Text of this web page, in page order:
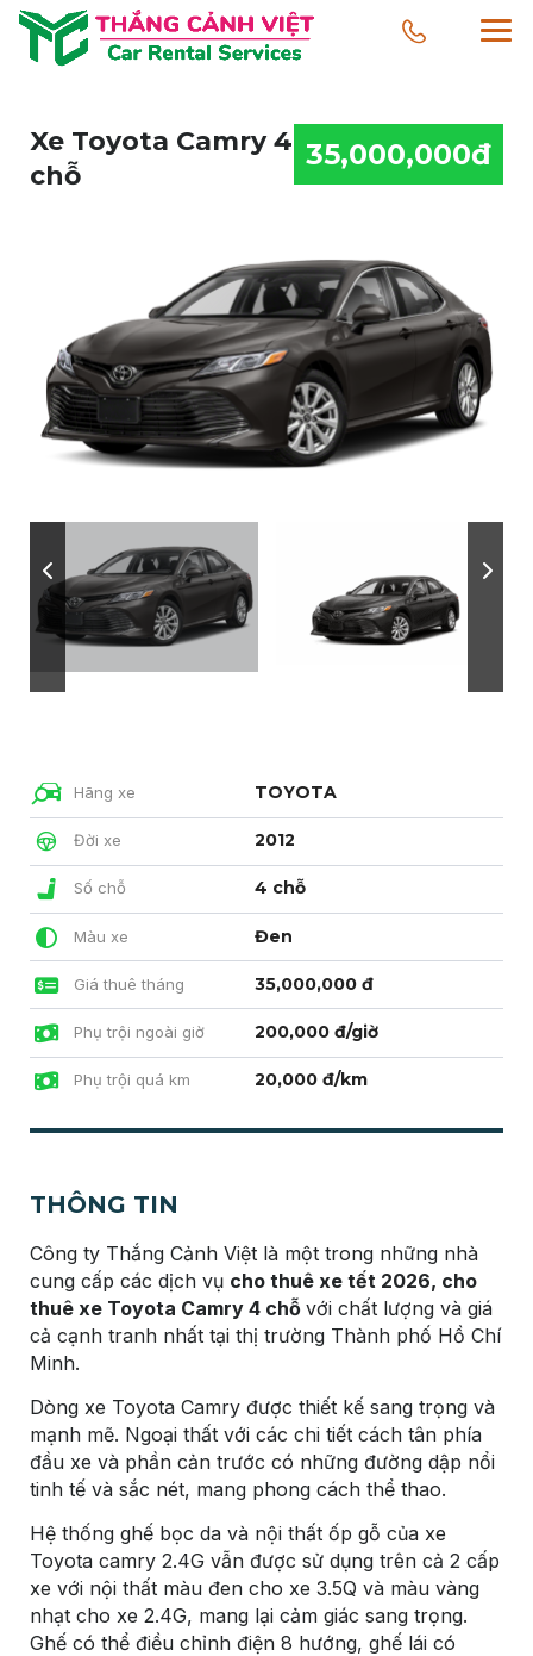
Xe Toyota Camry 4
chỗ
35,000,000đ
Hãng xe TOYOTA
Đời xe 2012
Số chỗ 4 chỗ
Màu xe Đen
Giá thuê tháng 35,000,000 đ
Phụ trội ngoài giờ 200,000 đ/giờ
Phụ trội quá km 20,000 đ/km
THÔNG TIN
Công ty Thắng Cảnh Việt là một trong những nhà
cung cấp các dịch vụ cho thuê xe tết 2026, cho
thuê xe Toyota Camry 4 chỗ với chất lượng và giá
cả cạnh tranh nhất tại thị trường Thành phố Hồ Chí
Minh.
Dòng xe Toyota Camry được thiết kế sang trọng và
mạnh mẽ. Ngoại thất với các chi tiết cách tân phía
đầu xe và phần cản trước có những đường dập nổi
tinh tế và sắc nét, mang phong cách thể thao.
Hệ thống ghế bọc da và nội thất ốp gỗ của xe
Toyota camry 2.4G vẫn được sử dụng trên cả 2 cấp
xe với nội thất màu đen cho xe 3.5Q và màu vàng
nhạt cho xe 2.4G, mang lại cảm giác sang trọng.
Ghế có thể điều chỉnh điện 8 hướng, ghế lái có